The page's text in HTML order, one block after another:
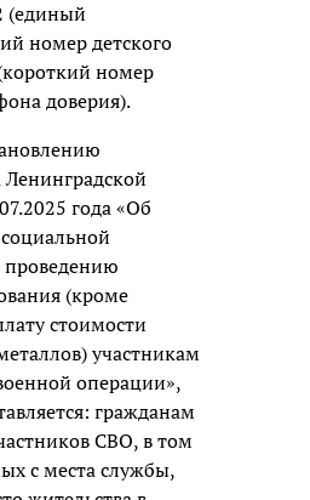
(единый
номер детского
номер
доверия).
Ленинградской
года «Об
(кроме
стоимости
участникам
операции»,
гражданам
СВО, в том
с места службы,